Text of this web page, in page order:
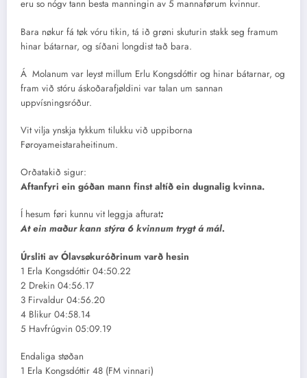
eru so nógv tann besta manningin av 5 mannaførum kvinnur.
Bara nøkur fá tøk vóru tikin, tá ið grøni skuturin stakk seg framum
hinar bátarnar, og síðani longdist tað bara.
Á Molanum var leyst millum Erlu Kongsdóttir og hinar bátarnar, og
fram við stóru áskoðarafjøldini var talan um sannan
uppvísningsróður.
Vit vilja ynskja tykkum tilukku við uppiborna
Føroyameistaraheitinum.
Orðatakið sigur:
Aftanfyri ein góðan mann finst altíð ein dugnalig kvinna.
Í hesum føri kunnu vit leggja afturat:
At ein maður kann stýra 6 kvinnum trygt á mál.
Úrsliti av Ólavsøkuróðrinum varð hesin
1 Erla Kongsdóttir 04:50.22
2 Drekin 04:56.17
3 Firvaldur 04:56.20
4 Blikur 04:58.14
5 Havfrúgvin 05:09.19
Endaliga støðan
1 Erla Kongsdóttir 48 (FM vinnari)